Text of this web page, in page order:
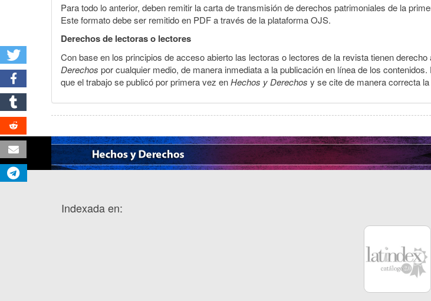
Para todo lo anterior, deben remitir la carta de transmisión de derechos patrimoniales de la
Este formato debe ser remitido en PDF a través de la plataforma OJS.
Derechos de lectoras o lectores
Con base en los principios de acceso abierto las lectoras o lectores de la revista tienen
Derechos por cualquier medio, de manera inmediata a la publicación en línea de los
que el trabajo se publicó por primera vez enHechos y Derechos y se cite de manera correcta la
Indexada en: